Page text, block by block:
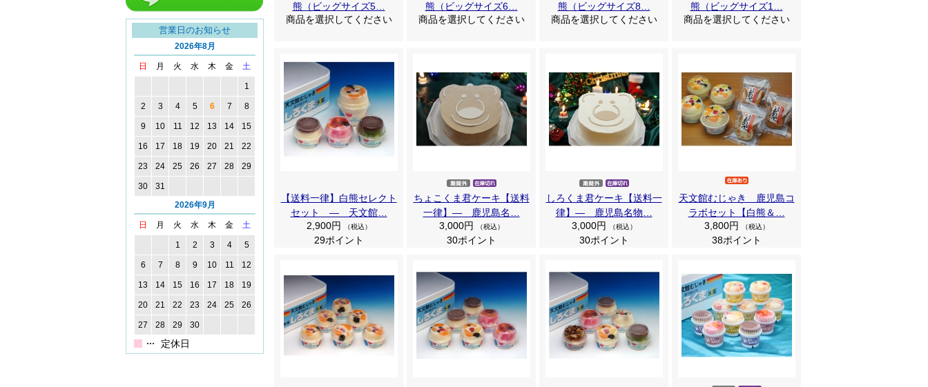
line友達追加
営業日のお知らせ
2026年8月
日 月 火 水 木 金 土
1
2 3 4 5 6 7 8
9 10 11 12 13 14 15
16 17 18 19 20 21 22
23 24 25 26 27 28 29
30
31
2026年9月
日 月 火 水 木 金 土
1 2 3 4 5
6 7 8 9 10 11 12
13 14 15 16 17 18 19
20 21 22 23 24 25 26
27 28 29 30
定休日
熊（ビッグサイズ5…
商品を選択してください
熊（ビッグサイズ6…
商品を選択してください
熊（ビッグサイズ8…
商品を選択してください
熊（ビッグサイズ1…
商品を選択してください
【送料一律】白熊セレクト
セット ― 天文館…
2,900円
（税込）
29ポイント
ちょこくま君ケーキ【送料
一律】― 鹿児島名…
3,000円
（税込）
30ポイント
しろくま君ケーキ【送料一
律】― 鹿児島名物…
3,000円
（税込）
30ポイント
天文館むじゃき 鹿児島コ
ラボセット【白熊＆…
3,800円
（税込）
38ポイント